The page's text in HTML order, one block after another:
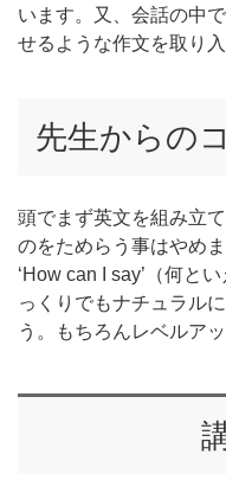
います。又、会話の中
せるような作文を取り
先生からの
頭でまず英文を組み立
のをためらう事はやめま
‘How can I say’（何と
っくりでもナチュラル
う。もちろんレベルア